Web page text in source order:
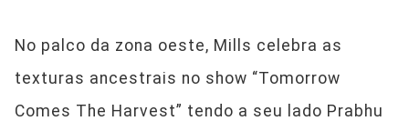
No palco da zona oeste, Mills celebra as
texturas ancestrais no show “Tomorrow
Comes The Harvest” tendo a seu lado Prabhu